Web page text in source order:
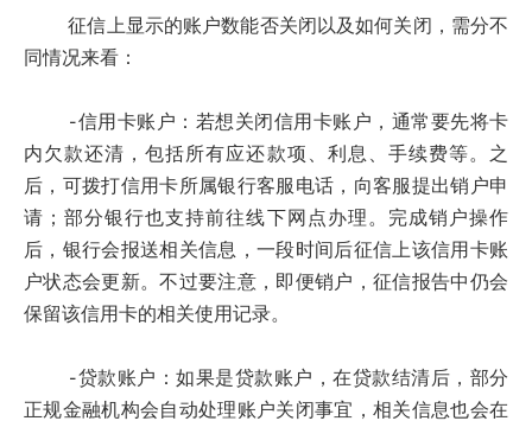
征信上显示的账户数能否关闭以及如何关闭，需分不
同情况来看：
-信用卡账户：若想关闭信用卡账户，通常要先将卡
内欠款还清，包括所有应还款项、利息、手续费等。之
后，可拨打信用卡所属银行客服电话，向客服提出销户申
请；部分银行也支持前往线下网点办理。完成销户操作
后，银行会报送相关信息，一段时间后征信上该信用卡账
户状态会更新。不过要注意，即便销户，征信报告中仍会
保留该信用卡的相关使用记录。
-贷款账户：如果是贷款账户，在贷款结清后，部分
正规金融机构会自动处理账户关闭事宜，相关信息也会在